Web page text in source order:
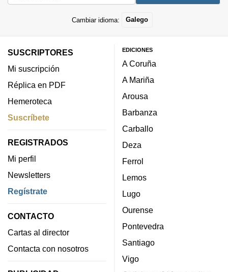
Cambiar idioma: Galego
SUSCRIPTORES
Mi suscripción
Réplica en PDF
Hemeroteca
Suscríbete
REGISTRADOS
Mi perfil
Newsletters
Regístrate
CONTACTO
Cartas al director
Contacta con nosotros
EDICIONES
A Coruña
A Mariña
Arousa
Barbanza
Carballo
Deza
Ferrol
Lemos
Lugo
Ourense
Pontevedra
Santiago
Vigo